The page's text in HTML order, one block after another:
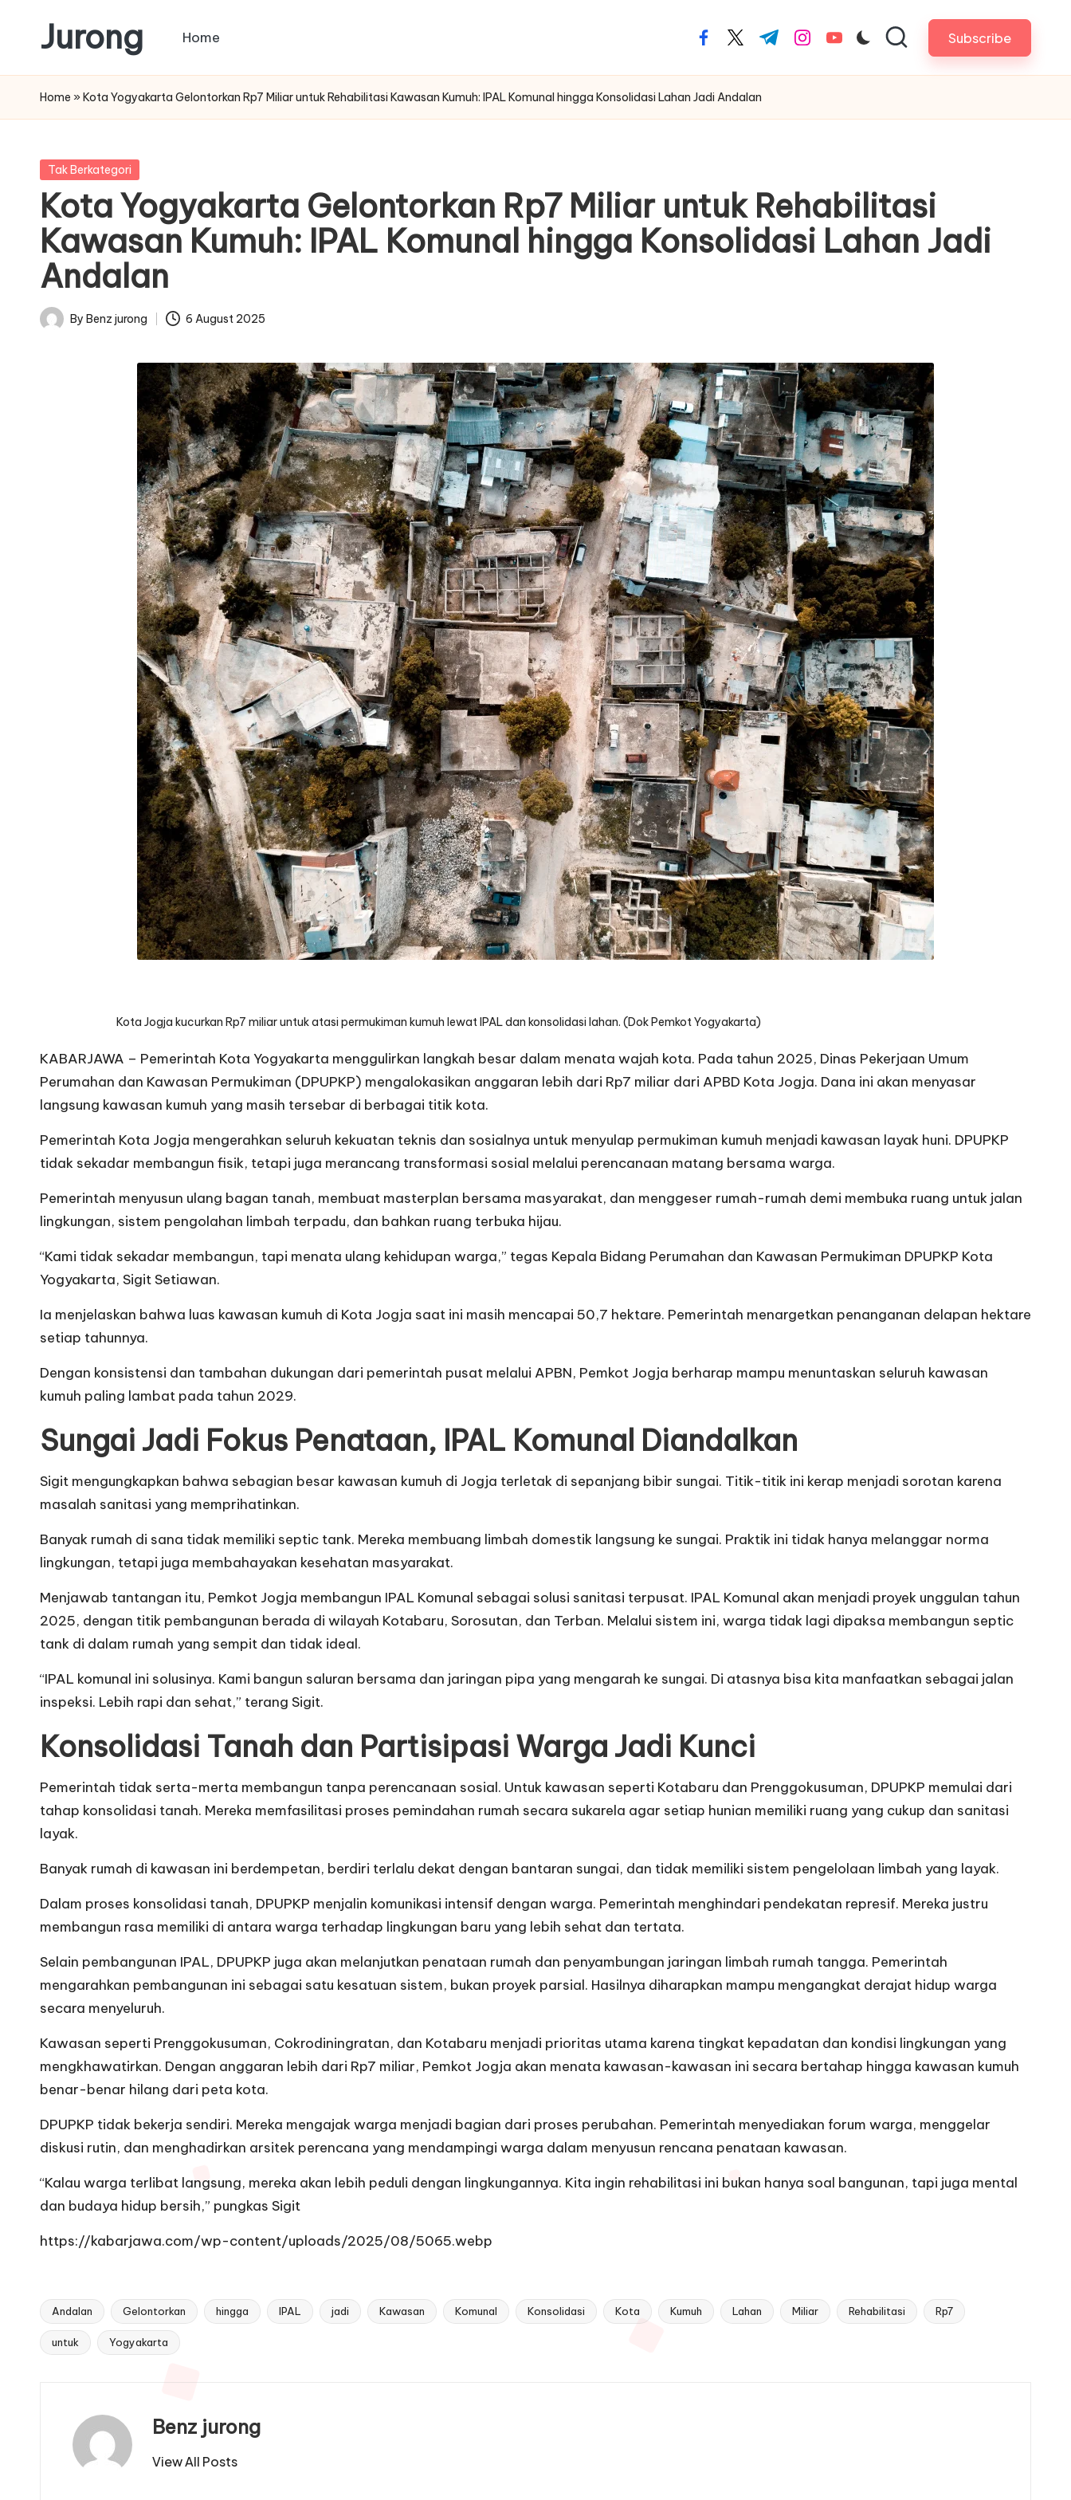
content
Jurong Home facebook.com
twitter.com
t.me instagram.com
youtube.com Subscribe
Home » Kota Yogyakarta Gelontorkan Rp7 Miliar untuk Rehabilitasi Kawasan Kumuh: IPAL Komunal hingga Konsolidasi Lahan Jadi Andalan
Posted
Tak Berkategori
Kota Yogyakarta Gelontorkan Rp7 Miliar untuk Rehabilitasi
Kawasan Kumuh: IPAL Komunal hingga Konsolidasi Lahan Jadi
Andalan
Posted
By Benz jurong 6 August 2025
Kota Jogja kucurkan Rp7 miliar untuk atasi permukiman kumuh lewat IPAL dan konsolidasi lahan. (Dok Pemkot Yogyakarta)
KABARJAWA – Pemerintah Kota Yogyakarta menggulirkan langkah besar dalam menata wajah kota. Pada tahun 2025, Dinas Pekerjaan Umum
Perumahan dan Kawasan Permukiman (DPUPKP) mengalokasikan anggaran lebih dari Rp7 miliar dari APBD Kota Jogja. Dana ini akan menyasar
langsung kawasan kumuh yang masih tersebar di berbagai titik kota.
Pemerintah Kota Jogja mengerahkan seluruh kekuatan teknis dan sosialnya untuk menyulap permukiman kumuh menjadi kawasan layak huni. DPUPKP
tidak sekadar membangun fisik, tetapi juga merancang transformasi sosial melalui perencanaan matang bersama warga.
Pemerintah menyusun ulang bagan tanah, membuat masterplan bersama masyarakat, dan menggeser rumah-rumah demi membuka ruang untuk jalan
lingkungan, sistem pengolahan limbah terpadu, dan bahkan ruang terbuka hijau.
“Kami tidak sekadar membangun, tapi menata ulang kehidupan warga,” tegas Kepala Bidang Perumahan dan Kawasan Permukiman DPUPKP Kota
Yogyakarta, Sigit Setiawan.
Ia menjelaskan bahwa luas kawasan kumuh di Kota Jogja saat ini masih mencapai 50,7 hektare. Pemerintah menargetkan penanganan delapan hektare
setiap tahunnya.
Dengan konsistensi dan tambahan dukungan dari pemerintah pusat melalui APBN, Pemkot Jogja berharap mampu menuntaskan seluruh kawasan
kumuh paling lambat pada tahun 2029.
Sungai Jadi Fokus Penataan, IPAL Komunal Diandalkan
Sigit mengungkapkan bahwa sebagian besar kawasan kumuh di Jogja terletak di sepanjang bibir sungai. Titik-titik ini kerap menjadi sorotan karena
masalah sanitasi yang memprihatinkan.
Banyak rumah di sana tidak memiliki septic tank. Mereka membuang limbah domestik langsung ke sungai. Praktik ini tidak hanya melanggar norma
lingkungan, tetapi juga membahayakan kesehatan masyarakat.
Menjawab tantangan itu, Pemkot Jogja membangun IPAL Komunal sebagai solusi sanitasi terpusat. IPAL Komunal akan menjadi proyek unggulan tahun
2025, dengan titik pembangunan berada di wilayah Kotabaru, Sorosutan, dan Terban. Melalui sistem ini, warga tidak lagi dipaksa membangun septic
tank di dalam rumah yang sempit dan tidak ideal.
“IPAL komunal ini solusinya. Kami bangun saluran bersama dan jaringan pipa yang mengarah ke sungai. Di atasnya bisa kita manfaatkan sebagai jalan
inspeksi. Lebih rapi dan sehat,” terang Sigit.
Konsolidasi Tanah dan Partisipasi Warga Jadi Kunci
Pemerintah tidak serta-merta membangun tanpa perencanaan sosial. Untuk kawasan seperti Kotabaru dan Prenggokusuman, DPUPKP memulai dari
tahap konsolidasi tanah. Mereka memfasilitasi proses pemindahan rumah secara sukarela agar setiap hunian memiliki ruang yang cukup dan sanitasi
layak.
Banyak rumah di kawasan ini berdempetan, berdiri terlalu dekat dengan bantaran sungai, dan tidak memiliki sistem pengelolaan limbah yang layak.
Dalam proses konsolidasi tanah, DPUPKP menjalin komunikasi intensif dengan warga. Pemerintah menghindari pendekatan represif. Mereka justru
membangun rasa memiliki di antara warga terhadap lingkungan baru yang lebih sehat dan tertata.
Selain pembangunan IPAL, DPUPKP juga akan melanjutkan penataan rumah dan penyambungan jaringan limbah rumah tangga. Pemerintah
mengarahkan pembangunan ini sebagai satu kesatuan sistem, bukan proyek parsial. Hasilnya diharapkan mampu mengangkat derajat hidup warga
secara menyeluruh.
Kawasan seperti Prenggokusuman, Cokrodiningratan, dan Kotabaru menjadi prioritas utama karena tingkat kepadatan dan kondisi lingkungan yang
mengkhawatirkan. Dengan anggaran lebih dari Rp7 miliar, Pemkot Jogja akan menata kawasan-kawasan ini secara bertahap hingga kawasan kumuh
benar-benar hilang dari peta kota.
DPUPKP tidak bekerja sendiri. Mereka mengajak warga menjadi bagian dari proses perubahan. Pemerintah menyediakan forum warga, menggelar
diskusi rutin, dan menghadirkan arsitek perencana yang mendampingi warga dalam menyusun rencana penataan kawasan.
“Kalau warga terlibat langsung, mereka akan lebih peduli dengan lingkungannya. Kita ingin rehabilitasi ini bukan hanya soal bangunan, tapi juga mental
dan budaya hidup bersih,” pungkas Sigit
https://kabarjawa.com/wp-content/uploads/2025/08/5065.webp
Tags:
Andalan Gelontorkan hingga IPAL jadi Kawasan Komunal Konsolidasi Kota Kumuh Lahan Miliar Rehabilitasi Rp7
untuk Yogyakarta
Benz jurong
View All Posts